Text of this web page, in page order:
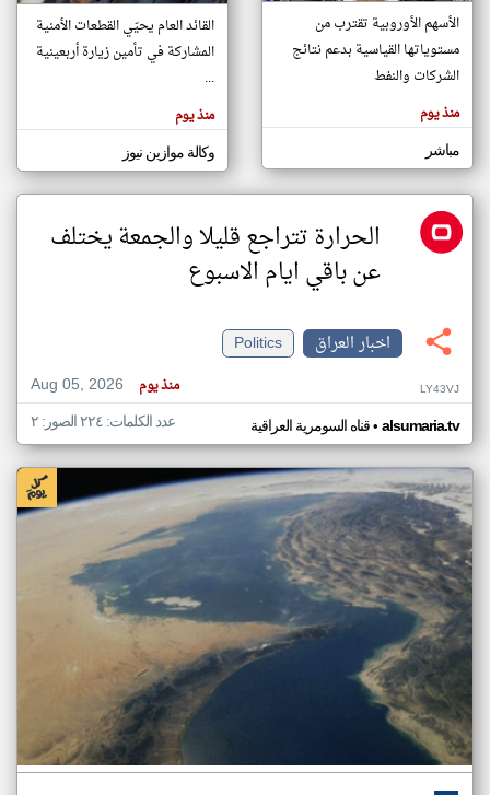
مصادر الأخبار من العراق
اخبار العراق على مدار الساعة
أهم اخبار العراق العاجلة والمباشرة
المقالات
الموجوده
وجهة
نظر
كاتبيها.
الأسهم الأوروبية تقترب من
مستوياتها القياسية بدعم نتائج
الشركات والنفط
منذ يوم
مباشر
القائد العام يحيّي القطعات الأمنية
المشاركة في تأمين زيارة أربعينية
...
منذ يوم
وكالة موازين نيوز
الحرارة تتراجع قليلا والجمعة يختلف
عن باقي ايام الاسبوع
اخبار العراق
Politics
Aug 05, 2026
منذ يوم LY43VJ
قناه السومرية العراقية• alsumaria.tv عدد الكلمات: ٢٢٤ الصور: ٢
klyoum.com